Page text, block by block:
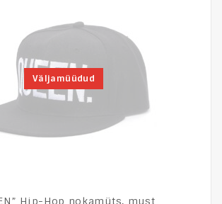
Väljamüüdud